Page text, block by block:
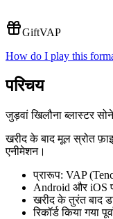
GiftVAP
How do I play this
परिचय
जुड़वां खिलौना ब्लास्टर
खरीद के बाद मूल स्रोत
एनीमेशन।
प्रारूप: VAP
Android और iOS
खरीद के तुरंत बाद
रिकॉर्ड किया गया